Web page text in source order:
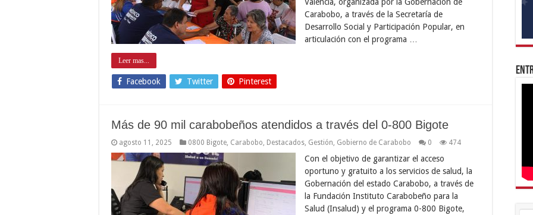
Carabobo, a través de la Secretaría de
Desarrollo Social y Participación Popular, en
articulación con el programa …
Leer mas...
Facebook Twitter Pinterest
Más de 90 mil carabobeños atendidos a través del 0-800 Bigote
agosto 11, 2025 0800 Bigote Carabobo Destacados Gestión Gobierno de Carabobo 0 474
Con el objetivo de garantizar el acceso
oportuno y gratuito a los servicios de salud, la
Gobernación del estado Carabobo, a través de
la Fundación Instituto Carabobeño para la
Salud (Insalud) y el programa 0-800 Bigote,